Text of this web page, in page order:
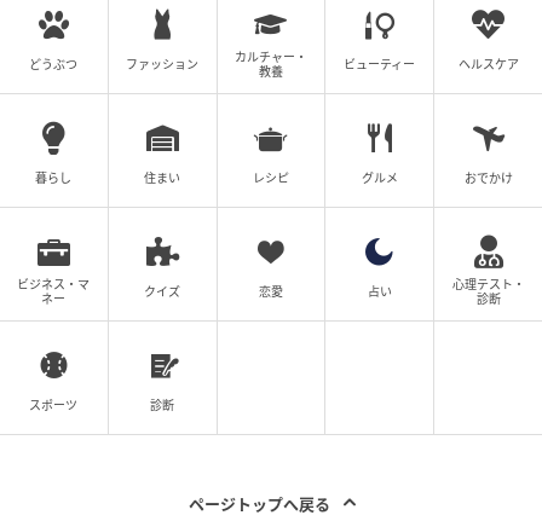
どうぶつ ファッション
カルチャー・
教養
ビューティー ヘルスケア
暮らし 住まい レシピ グルメ おでかけ
ビジネス・マ
ネー
クイズ 恋愛 占い
心理テスト・
診断
スポーツ 診断
ページトップへ戻る